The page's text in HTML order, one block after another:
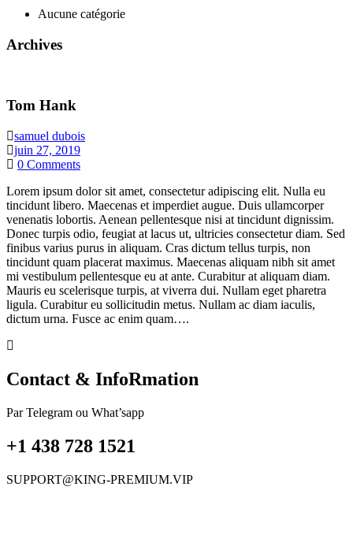
Aucune catégorie
Archives
Tom Hank
samuel dubois
juin 27, 2019
0 Comments
Lorem ipsum dolor sit amet, consectetur adipiscing elit. Nulla eu
tincidunt libero. Maecenas et imperdiet augue. Duis ullamcorper
venenatis lobortis. Aenean pellentesque nisi at tincidunt dignissim.
Donec turpis odio, feugiat at lacus ut, ultricies consectetur diam. Sed
finibus varius purus in aliquam. Cras dictum tellus turpis, non
tincidunt quam placerat maximus. Maecenas aliquam nibh sit amet
mi vestibulum pellentesque eu at ante. Curabitur at aliquam diam.
Mauris eu scelerisque turpis, at viverra dui. Nullam eget pharetra
ligula. Curabitur eu sollicitudin metus. Nullam ac diam iaculis,
dictum urna. Fusce ac enim quam….
Contact & InfoRmation
Par Telegram ou What’sapp
+1 438 728 1521
SUPPORT@KING-PREMIUM.VIP